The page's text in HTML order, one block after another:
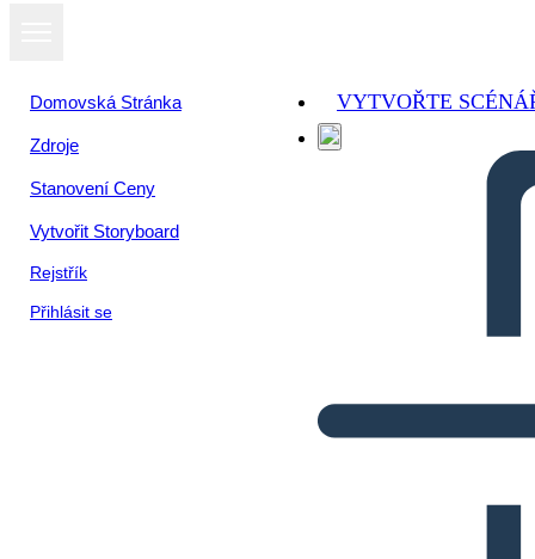
Domovská Stránka
Zdroje
Stanovení Ceny
Vytvořit Storyboard
Rejstřík
Přihlásit se
VYTVOŘTE